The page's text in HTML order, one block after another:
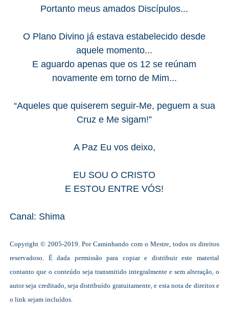
Portanto meus amados Discípulos...
O Plano Divino já estava estabelecido desde
aquele momento...
E aguardo apenas que os 12 se reúnam
novamente em torno de Mim...
“Aqueles que quiserem seguir-Me, peguem a sua
Cruz e Me sigam!”
A Paz Eu vos deixo,
EU SOU O CRISTO
E ESTOU ENTRE VÓS!
Canal: Shima
Copyright © 2005-2019. PorCaminhando com o Mestre todos os direitos
reservadoso. É dada permissão para copiar e distribuir este material
contanto que o conteúdo seja transmitido integralmente e sem alteração, o
autor seja creditado, seja distribuído gratuitamente, e esta nota de direitos e
o link sejam incluídos.